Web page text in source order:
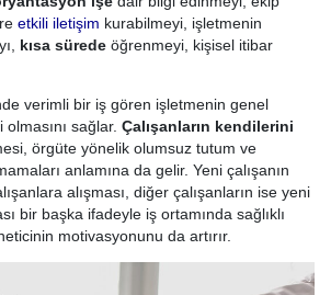
etkili iletişim kurabilmeyi, işletmenin
kısa sürede öğrenmeyi, kişisel itibar
verimli bir iş gören işletmenin genel
sağlar. Çalışanların kendilerini
örgüte yönelik olumsuz tutum ve
anlamına da gelir. Yeni çalışanın
alışması, diğer çalışanların ise yeni
bir başka ifadeyle iş ortamında sağlıklı
motivasyonunu da artırır.